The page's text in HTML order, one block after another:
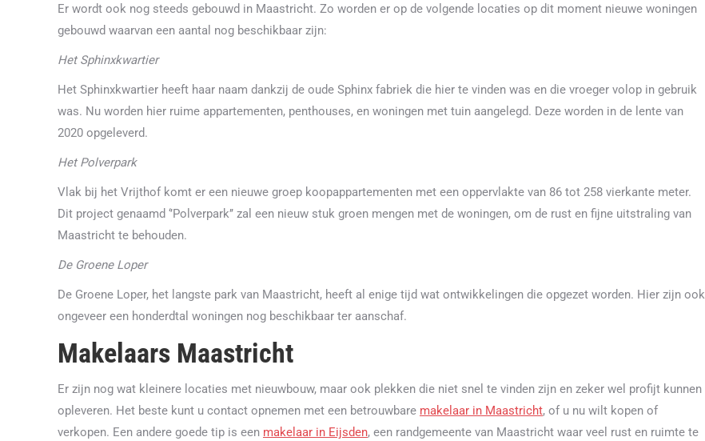
Er wordt ook nog steeds gebouwd in Maastricht. Zo worden er op de volgende locaties op dit moment nieuwe woningen
gebouwd waarvan een aantal nog beschikbaar zijn:
Het Sphinxkwartier
Het Sphinxkwartier heeft haar naam dankzij de oude Sphinx fabriek die hier te vinden was en die vroeger volop in gebruik
was. Nu worden hier ruime appartementen, penthouses, en woningen met tuin aangelegd. Deze worden in de lente van
2020 opgeleverd.
Het Polverpark
Vlak bij het Vrijthof komt er een nieuwe groep koopappartementen met een oppervlakte van 86 tot 258 vierkante meter.
Dit project genaamd ‘’Polverpark’’ zal een nieuw stuk groen mengen met de woningen, om de rust en fijne uitstraling van
Maastricht te behouden.
De Groene Loper
De Groene Loper, het langste park van Maastricht, heeft al enige tijd wat ontwikkelingen die opgezet worden. Hier zijn ook
ongeveer een honderdtal woningen nog beschikbaar ter aanschaf.
Makelaars Maastricht
Er zijn nog wat kleinere locaties met nieuwbouw, maar ook plekken die niet snel te vinden zijn en zeker wel profijt kunnen
opleveren. Het beste kunt u contact opnemen met een betrouwbare makelaar in Maastricht, of u nu wilt kopen of
verkopen. Een andere goede tip is een makelaar in Eijsden, een randgemeente van Maastricht waar veel rust en ruimte te